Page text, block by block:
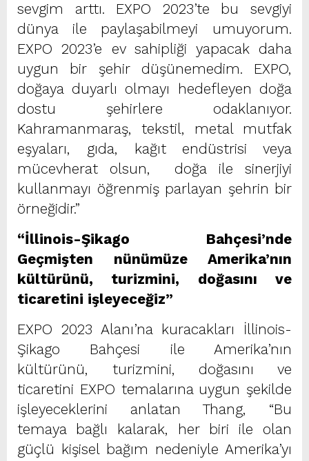
sevgim arttı. EXPO 2023’te bu sevgiyi
dünya ile paylaşabilmeyi umuyorum.
EXPO 2023’e ev sahipliği yapacak daha
uygun bir şehir düşünemedim. EXPO,
doğaya duyarlı olmayı hedefleyen doğa
dostu şehirlere odaklanıyor.
Kahramanmaraş, tekstil, metal mutfak
eşyaları, gıda, kağıt endüstrisi veya
mücevherat olsun, doğa ile sinerjiyi
kullanmayı öğrenmiş parlayan şehrin bir
örneğidir.”
“İllinois-Şikago Bahçesi’nde
Geçmişten nünümüze Amerika’nın
kültürünü, turizmini, doğasını ve
ticaretini işleyeceğiz”
EXPO 2023 Alanı’na kuracakları İllinois-
Şikago Bahçesi ile Amerika’nın
kültürünü, turizmini, doğasını ve
ticaretini EXPO temalarına uygun şekilde
işleyeceklerini anlatan Thang, “Bu
temaya bağlı kalarak, her biri ile olan
güçlü kişisel bağım nedeniyle Amerika’yı